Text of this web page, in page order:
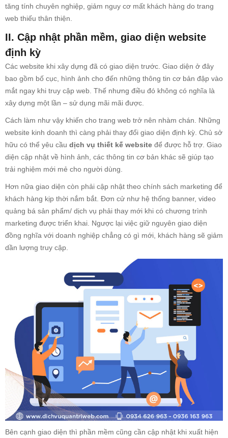
tăng tính chuyên nghiệp, giảm nguy cơ mất khách hàng do trang
web thiếu thân thiện.
II. Cập nhật phần mềm, giao diện website
định kỳ
Các website khi xây dựng đã có giao diện trước. Giao diện ở đây
bao gồm bố cục, hình ảnh cho đến những thông tin cơ bản đập vào
mắt ngay khi truy cập web. Thế nhưng điều đó không có nghĩa là
xây dựng một lần – sử dụng mãi mãi được.
Cách làm như vậy khiến cho trang web trở nên nhàm chán. Những
website kinh doanh thì càng phải thay đổi giao diện định kỳ. Chủ sở
hữu có thể yêu cầu dịch vụ thiết kế website để được hỗ trợ. Giao
diện cập nhật về hình ảnh, các thông tin cơ bản khác sẽ giúp tạo
trải nghiệm mới mẻ cho người dùng.
Hơn nữa giao diện còn phải cập nhật theo chính sách marketing để
khách hàng kịp thời nắm bắt. Đơn cử như hệ thống banner, video
quảng bá sản phẩm/ dịch vụ phải thay mới khi có chương trình
marketing được triển khai. Ngược lại việc giữ nguyên giao diện
đồng nghĩa với doanh nghiệp chẳng có gì mới, khách hàng sẽ giảm
dần lượng truy cập.
Bên cạnh giao diện thì phần mềm cũng cần cập nhật khi xuất hiện